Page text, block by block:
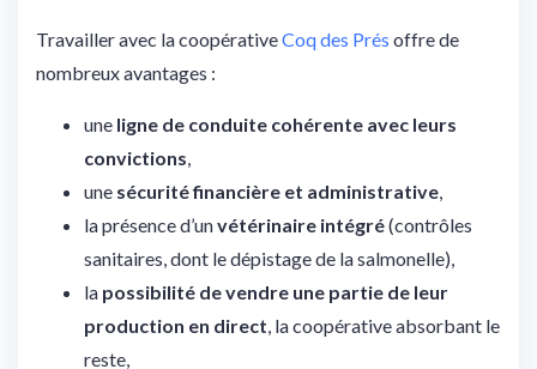
Travailler avec la coopérativeCoq des Prés offre de
nombreux avantages :
une ligne de conduite cohérente avec leurs
convictions,
une sécurité financière et administrative,
la présence d’unvétérinaire intégré(contrôles
sanitaires, dont le dépistage de la salmonelle),
la possibilité de vendre une partie de leur
production en direct, la coopérative absorbant le
reste,